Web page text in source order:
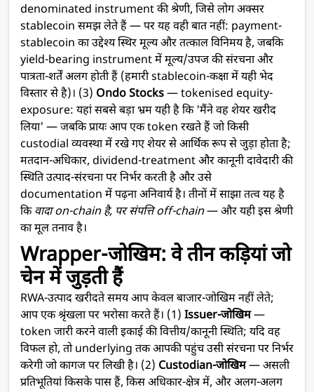
denominated instrument की श्रेणी, जिसे लोग अक्सर
stablecoin समझ लेते हैं — पर यह वही बात नहीं: payment-
stablecoin का उद्देश्य स्थिर मूल्य और तत्काल विनिमय है, जबकि
yield-bearing instrument में मूल्य/उपज की संरचना और
पात्रता-शर्तें अलग होती हैं (हमारी stablecoin-कक्षा में यही भेद
विस्तार से है)। (3) Ondo Stocks— tokenised equity-
exposure: यहां सबसे बड़ा भ्रम यही है कि 'मैंने वह शेयर खरीद
लिया' — जबकि प्रायः आप एक token रखते हैं जो किसी
custodial व्यवस्था में रखे गए शेयर से आर्थिक रूप से जुड़ा होता है;
मतदान-अधिकार, dividend-treatment और कानूनी दावेदारी की
स्थिति उत्पाद-संरचना पर निर्भर करती है और उसे
documentation में पढ़ना अनिवार्य है। तीनों में साझा तत्व यह है
किवादा on-chain है, पर संपत्ति off-chain— और यही इस श्रेणी
का मूल तनाव है।
Wrapper-जोखिम: वे तीन कड़ियां जो
चेन में जुड़ती हैं
RWA-उत्पाद खरीदते समय आप केवल बाजार-जोखिम नहीं लेते;
आप एक श्रृंखला पर भरोसा करते हैं। (1) Issuer-जोखिम—
token जारी करने वाली इकाई की वित्तीय/कानूनी स्थिति; यदि वह
विफल हो, तो underlying तक आपकी पहुंच उसी संरचना पर निर्भर
करेगी जो कागज पर लिखी है। (2) Custodian-जोखिम— असली
प्रतिभूतियां किसके पास हैं, किस अधिकार-क्षेत्र में, और अलग-अलग